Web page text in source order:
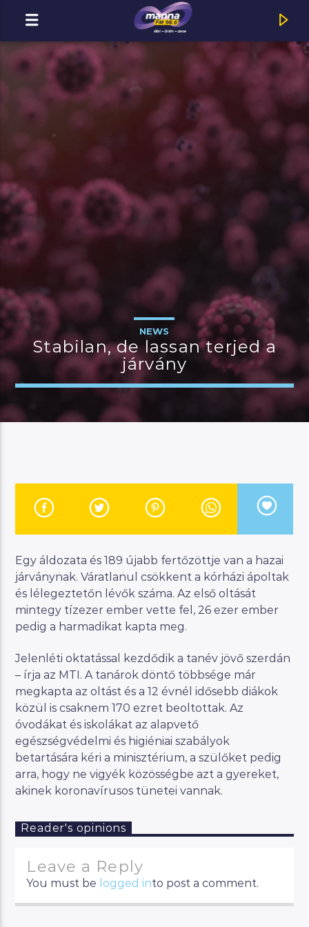
MannaFM
JELENLEGI MŰSOR
CSALÁDI MANNA
07:00
Manna FM
NEWS
Stabilan, de lassan terjed a
járvány
Egy áldozata és 189 újabb fertőzöttje van a hazai
járványnak. Váratlanul csökkent a kórházi ápoltak
és lélegeztetőn lévők száma. Az első oltását
mintegy tízezer ember vette fel, 26 ezer ember
pedig a harmadikat kapta meg.
Jelenléti oktatással kezdődik a tanév jövő szerdán
– írja az MTI. A tanárok döntő többsége már
megkapta az oltást és a 12 évnél idősebb diákok
közül is csaknem 170 ezret beoltottak. Az
óvodákat és iskolákat az alapvető
egészségvédelmi és higiéniai szabályok
betartására kéri a minisztérium, a szülőket pedig
arra, hogy ne vigyék közösségbe azt a gyereket,
akinek koronavírusos tünetei vannak.
Reader's opinions
Leave a Reply
You must be logged into post a comment.